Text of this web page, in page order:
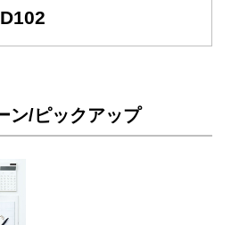
ン/ピックアップ